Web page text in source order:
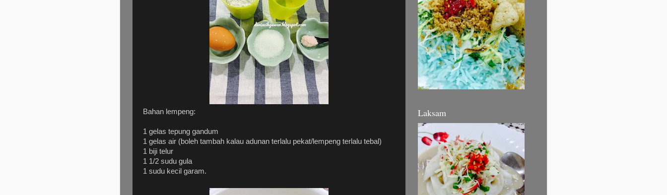
Bahan lempeng:
1 gelas tepung gandum
1 gelas air (boleh tambah kalau adunan terlalu pekat/lempeng terlalu tebal)
1 biji telur
1 1/2 sudu gula
1 sudu kecil garam.
Laksam